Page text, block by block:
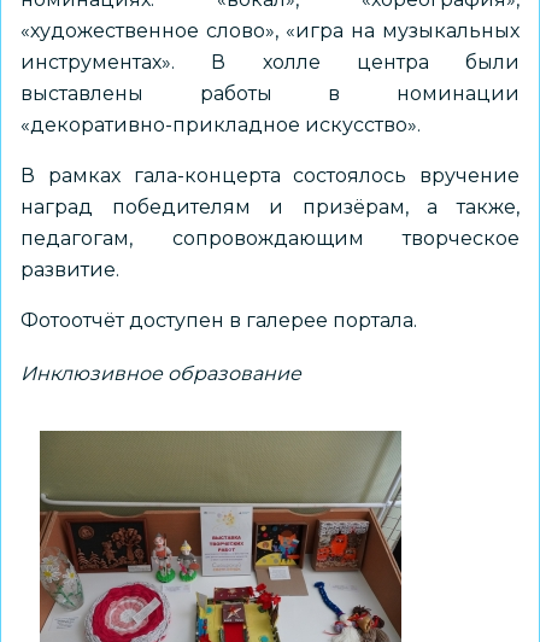
«художественное слово», «игра на музыкальных
инструментах». В холле центра были
выставлены работы в номинации
«декоративно-прикладное искусство».
В рамках гала-концерта состоялось вручение
наград победителям и призёрам, а также,
педагогам, сопровождающим творческое
развитие.
Фотоотчёт доступен в галерее портала.
Инклюзивное образование